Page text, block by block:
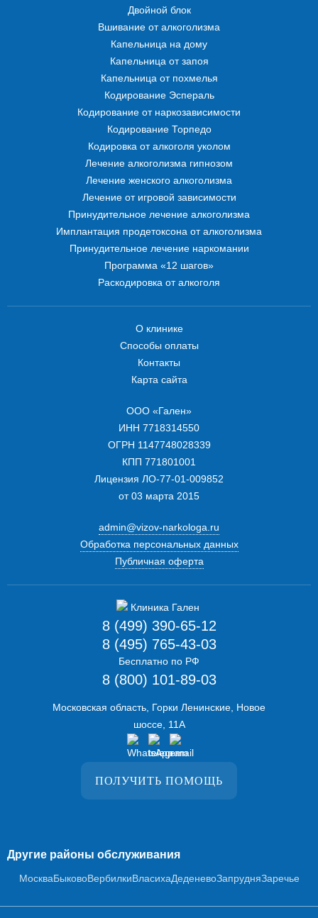
8 (499) 390-65-12
8 (495) 765-43-03
Бесплатно по РФ
8 (800) 101-89-03
ПОЛУЧИТЬ ПОМОЩЬ
Московская область, Горки Ленинские, Новое
шоссе, 11А
Двойной блок
Вшивание от алкоголизма
Капельница на дому
Капельница от запоя
Капельница от похмелья
Кодирование Эспераль
Кодирование от наркозависимости
Кодирование Торпедо
Кодировка от алкоголя уколом
Лечение алкоголизма гипнозом
Лечение женского алкоголизма
Лечение от игровой зависимости
Принудительное лечение алкоголизма
Имплантация продетоксона от алкоголизма
Принудительное лечение наркомании
Программа «12 шагов»
Раскодировка от алкоголя
О клинике
Способы оплаты
Контакты
Карта сайта
ООО «Гален»
ИНН 7718314550
ОГРН 1147748028339
КПП 771801001
Лицензия ЛО-77-01-009852
от 03 марта 2015
admin@vizov-narkologa.ru
Обработка персональных данных
Публичная оферта
Другие районы обслуживания
МоскваБыковоВербилкиВласихаДеденевоЗапрудняЗаречье